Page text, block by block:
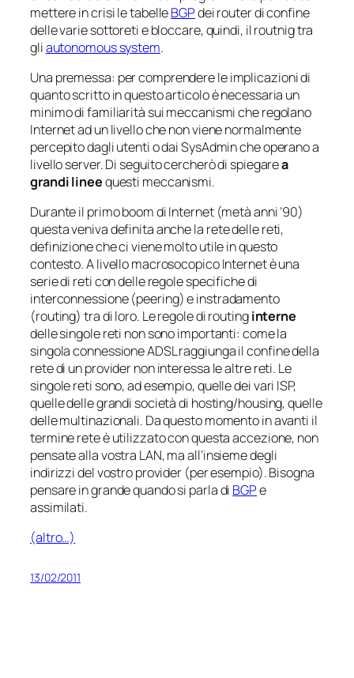
mettere in crisi le tabelleBGPdei router di confine
delle varie sottoreti e bloccare, quindi, il routnig tra
gliautonomous system.
Una premessa: per comprendere le implicazioni di
quanto scritto in questo articolo è necessaria un
minimo di familiarità sui meccanismi che regolano
Internet ad un livello che non viene normalmente
percepito dagli utenti o dai SysAdmin che operano a
livello server. Di seguito cercherò di spiegarea
grandi lineequesti meccanismi.
Durante il primo boom di Internet (metà anni ’90)
questa veniva definita anchela rete delle reti,
definizione che ci viene molto utile in questo
contesto. A livello macrosocopico Internet è una
serie di reti con delle regole specifiche di
interconnessione (peering) e instradamento
(routing) tra di loro. Le regole di routinginterne
delle singole reti non sono importanti: come la
singola connessione ADSL raggiunga il confine della
rete di un provider non interessa le altre reti. Le
singole reti sono, ad esempio, quelle dei vari ISP,
quelle delle grandi società di hosting/housing, quelle
delle multinazionali. Da questo momento in avanti il
termine rete è utilizzato con questa accezione, non
pensate alla vostra LAN, ma all’insieme degli
indirizzi del vostro provider (per esempio). Bisogna
pensare in grande quando si parla di BGPe
assimilati.
(altro…)
13/02/2011